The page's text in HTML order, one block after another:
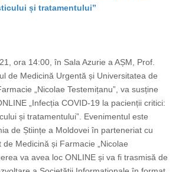
și tratamentului”
ora 14:00, în Sala Azurie a AȘM, Prof.
de Medicină Urgentă și Universitatea de
„Nicolae Testemițanu”, va susține
„Infecția COVID-19 la pacienții critici:
și tratamentului”. Evenimentul este
de Științe a Moldovei în parteneriat cu
Medicină și Farmacie „Nicolae
va avea loc ONLINE și va fi trasmisă de